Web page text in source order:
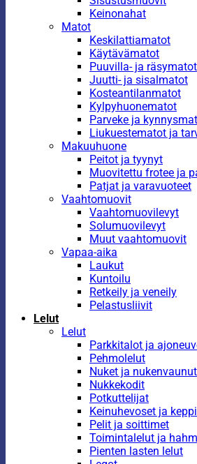
Keinonahat
Matot
Keskilattiamatot
Käytävämatot
Puuvilla- ja räsymatot
Juutti- ja sisalmatot
Kosteantilanmatot
Kylpyhuonematot
Parveke ja
Liukuestematot ja
Makuuhuone
Peitot ja tyynyt
Muovitettu frotee ja
Patjat ja varavuoteet
Vaahtomuovit
Vaahtomuovilevyt
Solumuovilevyt
Muut vaahtomuovit
Vapaa-aika
Laukut
Kuntoilu
Retkeily ja veneily
Pelastusliivit
Lelut
Lelut
Parkkitalot ja
Pehmolelut
Nuket ja nukenvaunut
Nukkekodit
Potkuttelijat
Keinuhevoset ja
Pelit ja soittimet
Toimintalelut ja
Pienten lasten lelut